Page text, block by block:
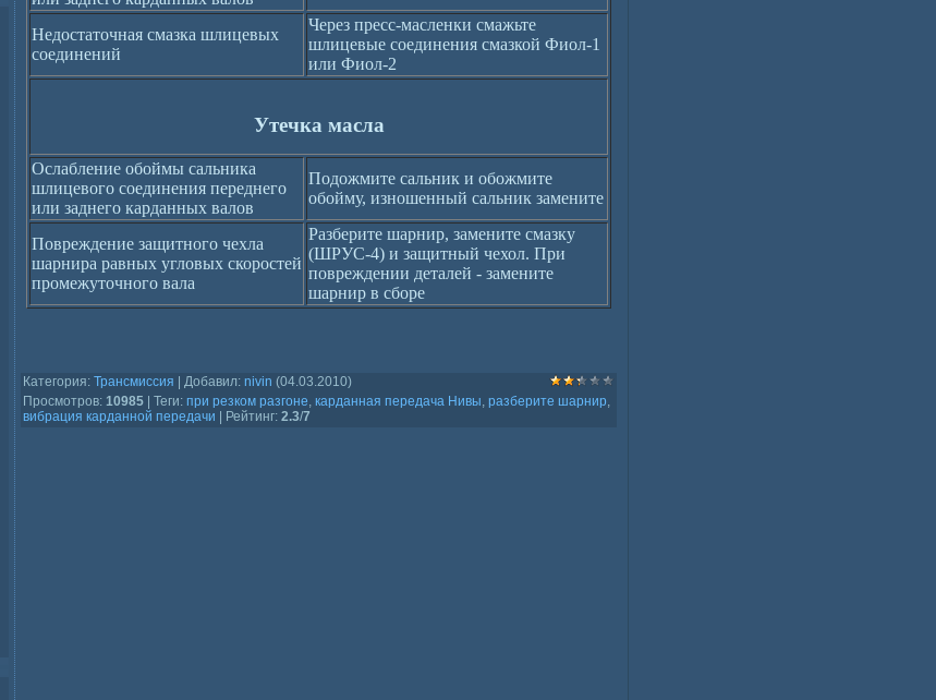
Недостаточная смазка шлицевых
соединений
Через пресс-масленки смажьте
шлицевые соединения смазкой Фиол-1
или Фиол-2
Утечка масла
Ослабление обоймы сальника
шлицевого соединения переднего
или заднего карданных валов
Подожмите сальник и обожмите
обойму, изношенный сальник замените
Повреждение защитного чехла
шарнира равных угловых скоростей
промежуточного вала
Разберите шарнир, замените смазку
(ШРУС-4) и защитный чехол. При
повреждении деталей - замените
шарнир в сборе
Категория: Трансмиссия Добавил: nivin (04.03.2010)
Просмотров: 10985 Теги: при резком разгоне, карданная передача Нивы, разберите шарнир,
вибрация карданной передачи
Рейтинг: 2.3/7